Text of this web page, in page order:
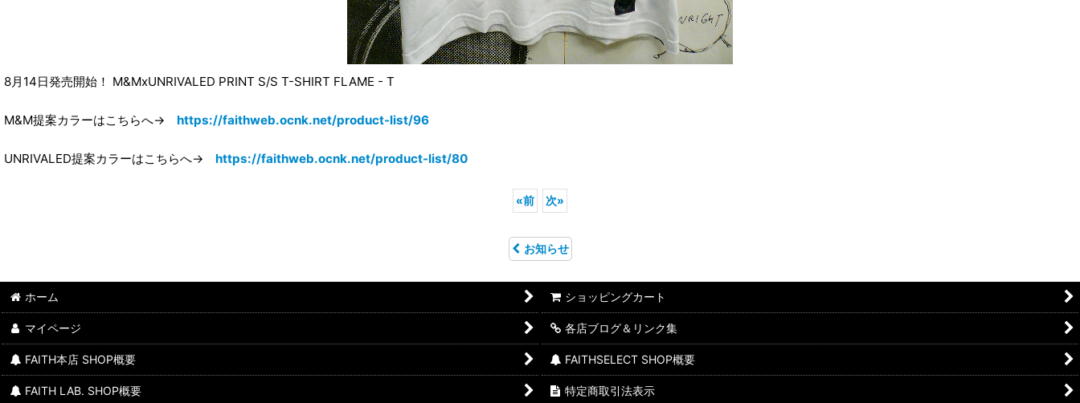
8月14日発売開始！ M&MxUNRIVALED PRINT S/S T-SHIRT FLAME - T
M&M提案カラーはこちらへ→ https://faithweb.ocnk.net/product-list/96
UNRIVALED提案カラーはこちらへ→ https://faithweb.ocnk.net/product-list/80
«前 次»
お知らせ
ホーム ショッピングカート
マイページ 各店ブログ＆リンク集
FAITH本店 SHOP概要 FAITHSELECT SHOP概要
FAITH LAB. SHOP概要 特定商取引法表示